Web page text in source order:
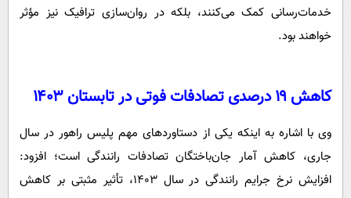
خدمات‌رسانی کمک می‌کنند، بلکه در روان‌سازی ترافیک نیز مؤثر
خواهند بود.
کاهش ۱۹ درصدی تصادفات فوتی در تابستان ۱۴۰۳
وی با اشاره به اینکه یکی از دستاوردهای مهم پلیس راهور در سال
جاری، کاهش آمار جان‌باختگان تصادفات رانندگی است؛ افزود:
افزایش نرخ جرایم رانندگی در سال ۱۴۰۳، تأثیر مثبتی بر کاهش